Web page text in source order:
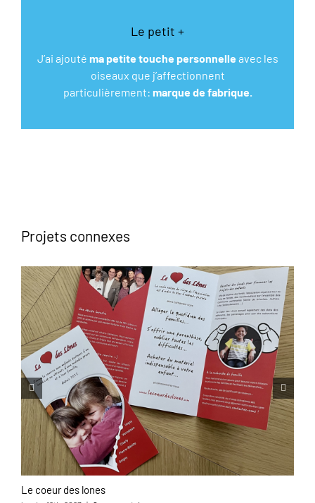
Le petit +
J’ai ajouté ma petite touche personnelle avec les
oiseaux que j’affectionnent
particulièrement: marque de fabrique.
Projets connexes
Le coeur des lones